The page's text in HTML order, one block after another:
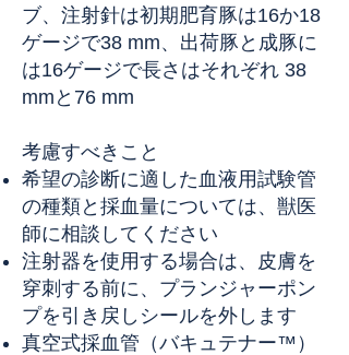
ブ、注射針は初期肥育豚は16か18
ゲージで38 mm、出荷豚と成豚に
は16ゲージで長さはそれぞれ 38
mmと76 mm
考慮すべきこと
希望の診断に適した血液用試験管
の種類と採血量については、獣医
師に相談してください
注射器を使用する場合は、皮膚を
穿刺する前に、プランジャーポン
プを引き戻しシールを外します
真空式採血管（バキュテナー™）